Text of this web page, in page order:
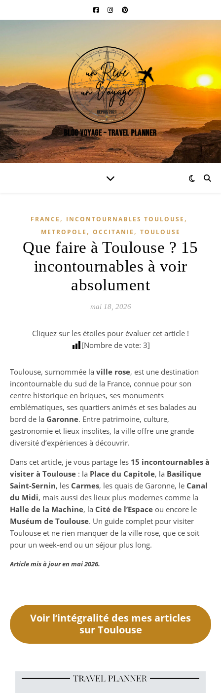
FRANCE , INCONTOURNABLES TOULOUSE ,
METROPOLE , OCCITANIE , TOULOUSE
Que faire à Toulouse ? 15
incontournables à voir
absolument
mai 18, 2026
Cliquez sur les étoiles pour évaluer cet article !
[Nombre de vote: 3]
Toulouse, surnommée la ville rose, est une destination
incontournable du sud de la France, connue pour son
centre historique en briques, ses monuments
emblématiques, ses quartiers animés et ses balades au
bord de la Garonne. Entre patrimoine, culture,
gastronomie et lieux insolites, la ville offre une grande
diversité d’expériences à découvrir.
Dans cet article, je vous partage les 15 incontournables à
visiter à Toulouse : la Place du Capitole, la Basilique
Saint-Sernin, les Carmes, les quais de Garonne, le Canal
du Midi, mais aussi des lieux plus modernes comme la
Halle de la Machine, la Cité de l’Espace ou encore le
Muséum de Toulouse. Un guide complet pour visiter
Toulouse et ne rien manquer de la ville rose, que ce soit
pour un week-end ou un séjour plus long.
Article mis à jour en mai 2026.
Voir l’intégralité des mes articles
sur Toulouse